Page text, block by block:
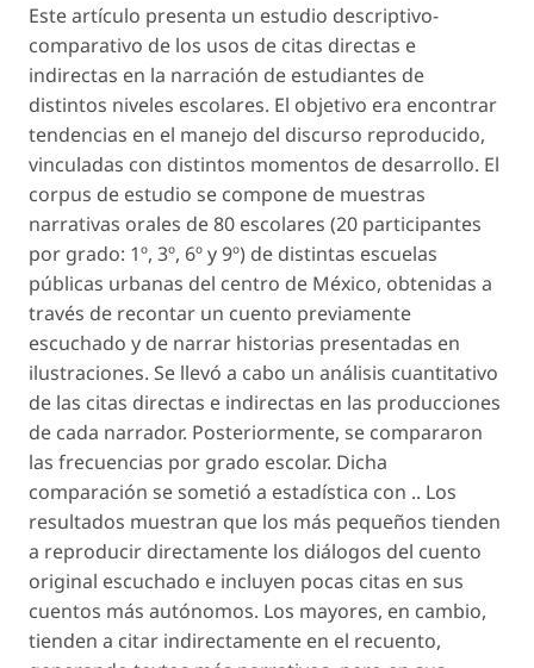
Este artículo presenta un estudio descriptivo-
comparativo de los usos de citas directas e
indirectas en la narración de estudiantes de
distintos niveles escolares. El objetivo era encontrar
tendencias en el manejo del discurso reproducido,
vinculadas con distintos momentos de desarrollo. El
corpus de estudio se compone de muestras
narrativas orales de 80 escolares (20 participantes
por grado: 1º, 3º, 6º y 9º) de distintas escuelas
públicas urbanas del centro de México, obtenidas a
través de recontar un cuento previamente
escuchado y de narrar historias presentadas en
ilustraciones. Se llevó a cabo un análisis cuantitativo
de las citas directas e indirectas en las producciones
de cada narrador. Posteriormente, se compararon
las frecuencias por grado escolar. Dicha
comparación se sometió a estadística con .. Los
resultados muestran que los más pequeños tienden
a reproducir directamente los diálogos del cuento
original escuchado e incluyen pocas citas en sus
cuentos más autónomos. Los mayores, en cambio,
tienden a citar indirectamente en el recuento,